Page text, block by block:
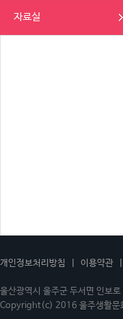
자료실
개인정보처리방침 이용약관
울산광역시 울주군 두서면 인
Copyright(c) 2016 울주생활문